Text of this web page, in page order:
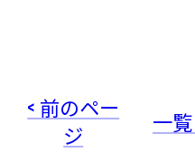
< 前のペー
ジ
一